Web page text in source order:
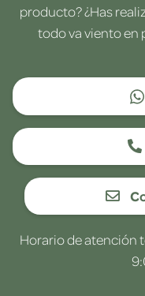
producto? ¿Has
todo va viento en
Horario de atención